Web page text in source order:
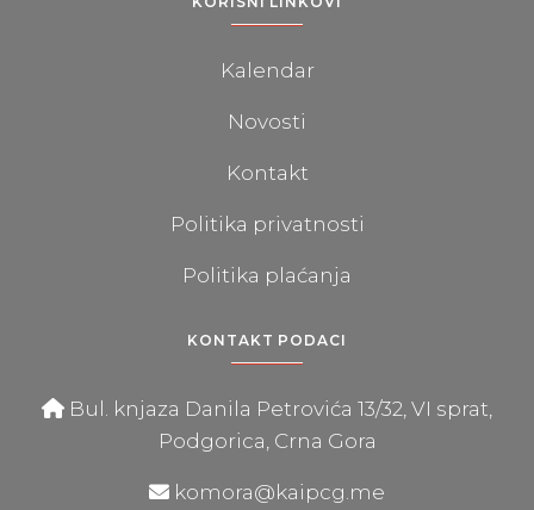
Kalendar
Novosti
Kontakt
Politika privatnosti
Politika plaćanja
KONTAKT PODACI
Bul. knjaza Danila Petrovića 13/32, VI sprat,
Podgorica, Crna Gora
komora@kaipcg.me